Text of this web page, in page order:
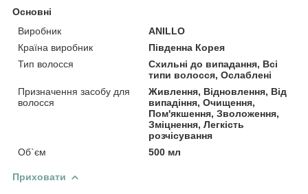
Основні
Виробник
ANILLO
Країна виробник
Південна Корея
Тип волосся
Схильні до випадання, Всі
типи волосся, Ослаблені
Призначення засобу для
волосся
Живлення, Відновлення, Від
випадіння, Очищення,
Пом'якшення, Зволоження,
Зміцнення, Легкість
розчісування
Об`єм
500 мл
Приховати